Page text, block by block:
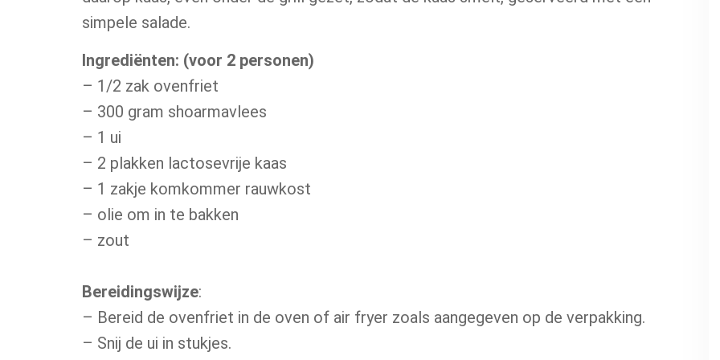
simpele salade.
Ingrediënten: (voor 2 personen)
– 1/2 zak ovenfriet
– 300 gram shoarmavlees
– 1 ui
– 2 plakken lactosevrije kaas
– 1 zakje komkommer rauwkost
– olie om in te bakken
– zout
Bereidingswijze:
– Bereid de ovenfriet in de oven of air fryer zoals aangegeven op de verpakking.
– Snij de ui in stukjes.